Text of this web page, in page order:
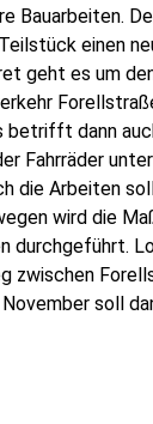
Bauarbeiten.
einen
geht es um
betrifft dann
Fahrräder
die Arbeiten
wird die
durchgeführt.
zwischen
soll